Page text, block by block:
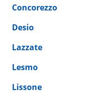
Concorezzo
Desio
Lazzate
Lesmo
Lissone